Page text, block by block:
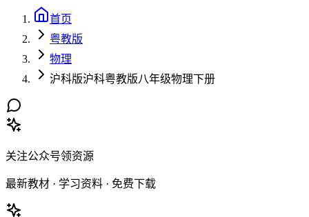
首页
粤教版
物理
沪科版沪科粤教版八年级物理下册
关注公众号领资源
最新教材 · 学习资料 · 免费下载